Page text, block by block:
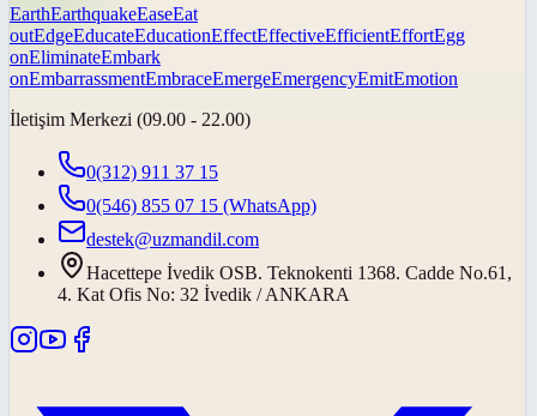
EarthEarthquakeEaseEat
outEdgeEducateEducationEffectEffectiveEfficientEffortEgg
onEliminateEmbark
onEmbarrassmentEmbraceEmergeEmergencyEmitEmotion
İletişim Merkezi (09.00 - 22.00)
0(312) 911 37 15
0(546) 855 07 15 (WhatsApp)
destek@uzmandil.com
Hacettepe İvedik OSB. Teknokenti 1368. Cadde No.61,
4. Kat Ofis No: 32 İvedik / ANKARA